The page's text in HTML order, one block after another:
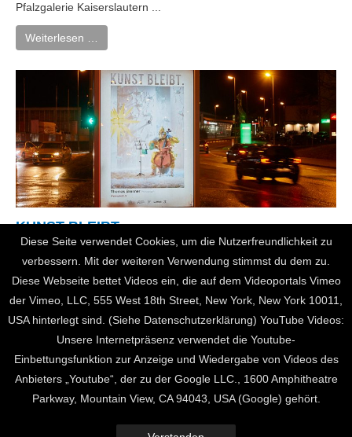
Pfalzgalerie Kaiserslautern ...
Weiterlesen …
KUNST BLEIBT.
Weiterlesen …
Diese Seite verwendet Cookies, um die Nutzerfreundlichkeit zu
verbessern. Mit der weiteren Verwendung stimmst du dem zu.
Diese Webseite bettet Videos ein, die auf dem Videoportals Vimeo
der Vimeo, LLC, 555 West 18th Street, New York, New York 10011,
USA hinterlegt sind. (Siehe Datenschutzerklärung) YouTube Videos:
Unsere Internetpräsenz verwendet die Youtube-
Einbettungsfunktion zur Anzeige und Wiedergabe von Videos des
Anbieters „Youtube“, der zu der Google LLC., 1600 Amphitheatre
Parkway, Mountain View, CA 94043, USA (Google) gehört.